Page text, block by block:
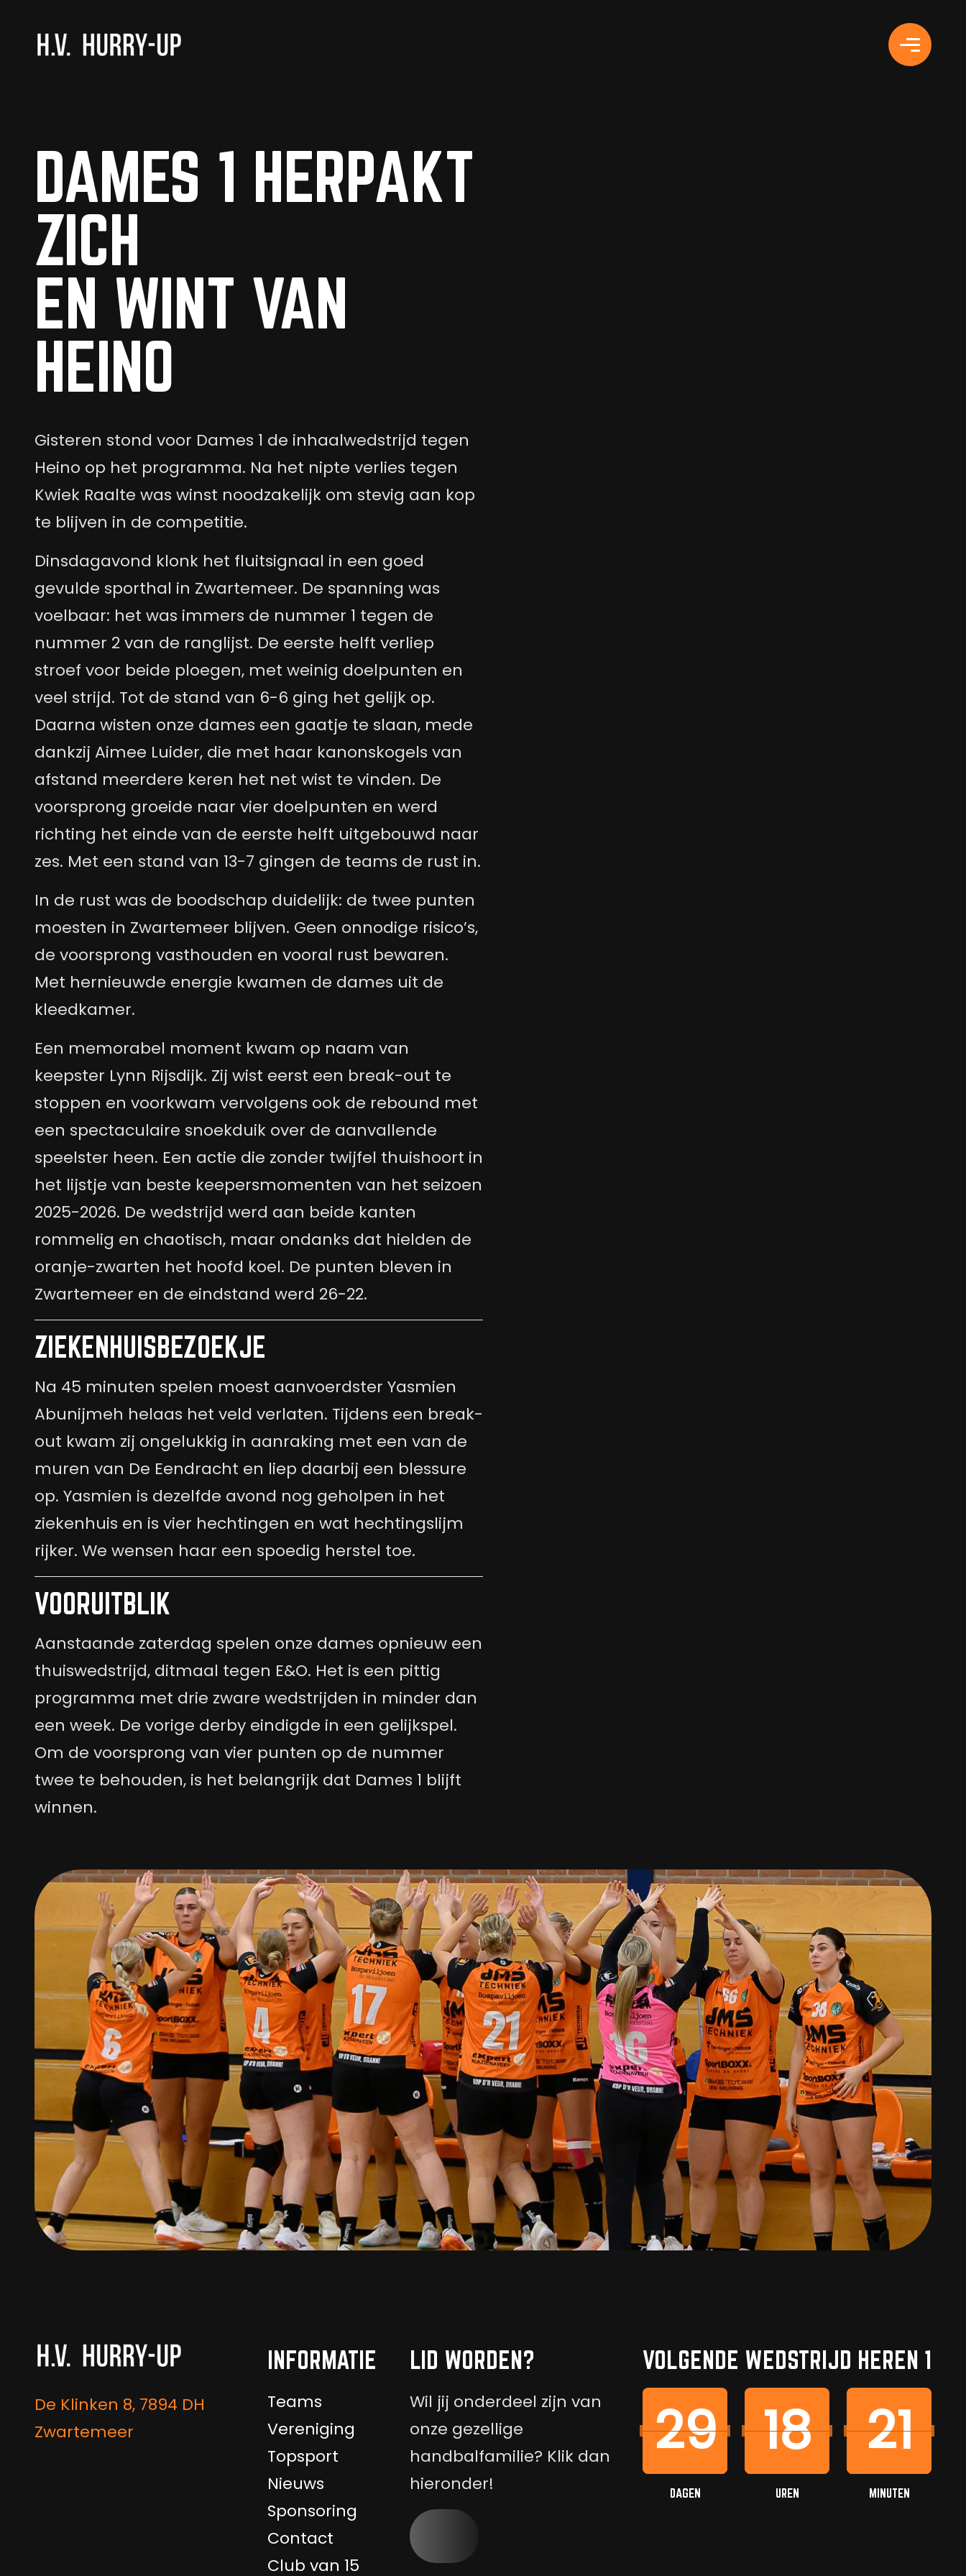
DAMES 1 HERPAKT
ZICH
EN WINT VAN
HEINO
Gisteren stond voor Dames 1 de inhaalwedstrijd tegen
Heino op het programma. Na het nipte verlies tegen
Kwiek Raalte was winst noodzakelijk om stevig aan kop
te blijven in de competitie.
Dinsdagavond klonk het fluitsignaal in een goed
gevulde sporthal in Zwartemeer. De spanning was
voelbaar: het was immers de nummer 1 tegen de
nummer 2 van de ranglijst. De eerste helft verliep
stroef voor beide ploegen, met weinig doelpunten en
veel strijd. Tot de stand van 6-6 ging het gelijk op.
Daarna wisten onze dames een gaatje te slaan, mede
dankzij Aimee Luider, die met haar kanonskogels van
afstand meerdere keren het net wist te vinden. De
voorsprong groeide naar vier doelpunten en werd
richting het einde van de eerste helft uitgebouwd naar
zes. Met een stand van 13-7 gingen de teams de rust in.
In de rust was de boodschap duidelijk: de twee punten
moesten in Zwartemeer blijven. Geen onnodige risico’s,
de voorsprong vasthouden en vooral rust bewaren.
Met hernieuwde energie kwamen de dames uit de
kleedkamer.
Een memorabel moment kwam op naam van
keepster Lynn Rijsdijk. Zij wist eerst een break-out te
stoppen en voorkwam vervolgens ook de rebound met
een spectaculaire snoekduik over de aanvallende
speelster heen. Een actie die zonder twijfel thuishoort in
het lijstje van beste keepersmomenten van het seizoen
2025-2026. De wedstrijd werd aan beide kanten
rommelig en chaotisch, maar ondanks dat hielden de
oranje-zwarten het hoofd koel. De punten bleven in
Zwartemeer en de eindstand werd 26-22.
ZIEKENHUISBEZOEKJE
Na 45 minuten spelen moest aanvoerdster Yasmien
Abunijmeh helaas het veld verlaten. Tijdens een break-
out kwam zij ongelukkig in aanraking met een van de
muren van De Eendracht en liep daarbij een blessure
op. Yasmien is dezelfde avond nog geholpen in het
ziekenhuis en is vier hechtingen en wat hechtingslijm
rijker. We wensen haar een spoedig herstel toe.
VOORUITBLIK
Aanstaande zaterdag spelen onze dames opnieuw een
thuiswedstrijd, ditmaal tegen E&O. Het is een pittig
programma met drie zware wedstrijden in minder dan
een week. De vorige derby eindigde in een gelijkspel.
Om de voorsprong van vier punten op de nummer
twee te behouden, is het belangrijk dat Dames 1 blijft
winnen.
De Klinken 8, 7894 DH
Zwartemeer
INFORMATIE
Teams
Vereniging
Topsport
Nieuws
Sponsoring
Contact
Club van 15
LID WORDEN?
Wil jij onderdeel zijn van
onze gezellige
handbalfamilie? Klik dan
hieronder!
VOLGENDE WEDSTRIJD HEREN 1
29 18 21
DAGEN UREN MINUTEN